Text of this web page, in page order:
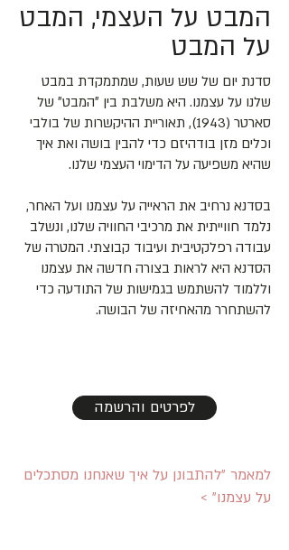
המבט על העצמי, המבט
על המבט
סדנת יום של שש שעות, שמתמקדת במבט
שלנו על עצמנו. היא משלבת בין ״המבט״ של
סארטר (1943), תאוריית ההיקשרות של בולבי
וכלים מזן בודהיזם כדי להבין בושה ואת איך
שהיא משפיעה על הדימוי העצמי שלנו.
בסדנא נרחיב את הראייה על עצמנו ועל האחר,
נלמד חווייתית את מרכיבי החוויה שלנו, ונשלב
עבודה רפלקטיבית ועיבוד קבוצתי. המטרה של
הסדנא היא לראות בצורה חדשה את עצמנו
וללמוד להשתמש בגמישות של התודעה כדי
להשתחרר מהאחיזה של הבושה.
לפרטים והרשמה
למאמר ״להתבונן על איך שאנחנו מסתכלים
על עצמנו״ >